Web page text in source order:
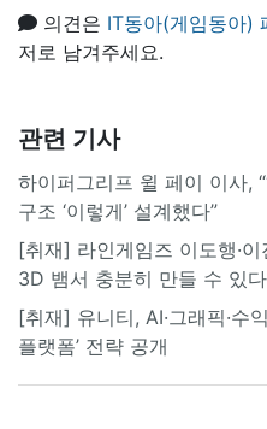
의견은 IT동아(게임동아)
저로 남겨주세요.
관련 기사
하이퍼그리프 윌 페이 이사,
구조 ‘이렇게’ 설계했다”
[취재] 라인게임즈 이도행·
3D 뱀서 충분히 만들 수 있
[취재] 유니티, AI·그래픽·수
플랫폼’ 전략 공개